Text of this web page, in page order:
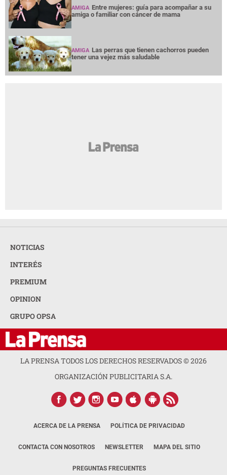
AMIGA Entre mujeres: guía para acompañar a su
amiga o familiar con cáncer de mama
AMIGA Las perras que tienen cachorros pueden
tener una vejez más saludable
NOTICIAS
INTERÉS
PREMIUM
OPINION
GRUPO OPSA
LA PRENSA TODOS LOS DERECHOS RESERVADOS ©2026
ORGANIZACIÓN PUBLICITARIA S.A.
ACERCA DE LA PRENSA POLÍTICA DE PRIVACIDAD
CONTACTA CON NOSOTROS NEWSLETTER MAPA DEL SITIO
PREGUNTAS FRECUENTES